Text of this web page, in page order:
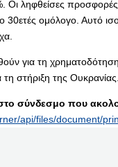
ληφθείσες προσφορές
30ετές ομόλογο. Αυτό
για τη
στήριξη της Ουκρανίας.
σύνδεσμο που
api/files/document/